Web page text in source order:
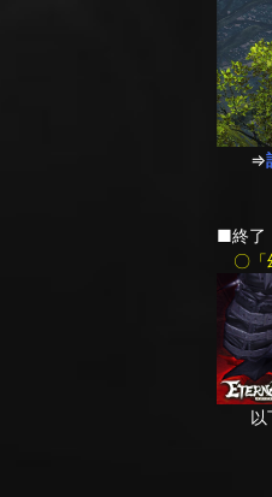
⇒
■終了
〇「
以下